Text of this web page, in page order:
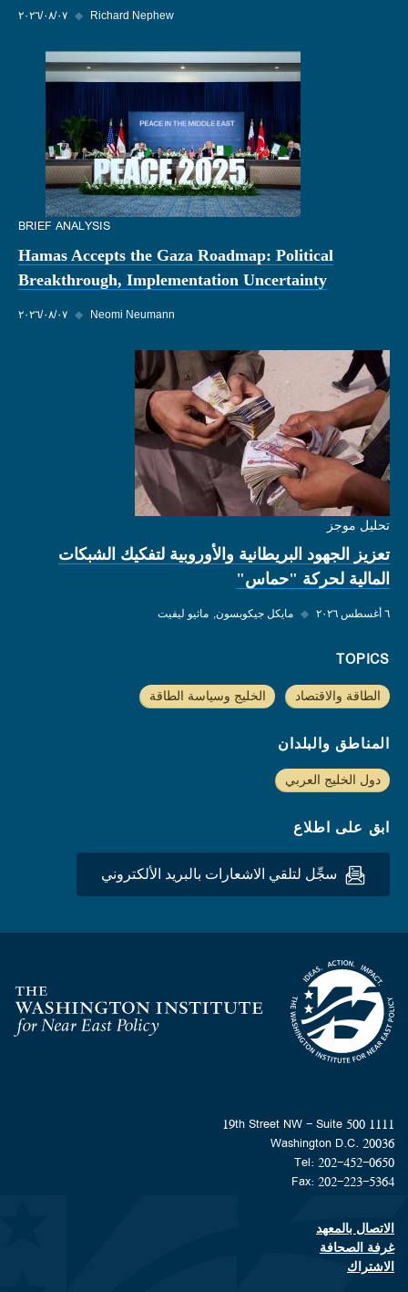
٠٧‏/٠٨‏/٢٠٢٦ ◆ Richard Nephew
BRIEF ANALYSIS
Hamas Accepts the Gaza Roadmap: Political
Breakthrough, Implementation Uncertainty
٠٧‏/٠٨‏/٢٠٢٦ ◆ Neomi Neumann
تحليل موجز
تعزيز الجهود البريطانية والأوروبية لتفكيك الشبكات
المالية لحركة "حماس"
٦ أغسطس ٢٠٢٦ ◆ مايكل جيكوبسون ماثيو ليفيت
TOPICS
الطاقة والاقتصاد الخليج وسياسة الطاقة
المناطق والبلدان
دول الخليج العربي
ابق على اطلاع
سجِّل لتلقي الاشعارات بالبريد الألكتروني
Homepage
1111 19th Street NW - Suite 500
Washington D.C. 20036
Tel: 202-452-0650
Fax: 202-223-5364
Footer contact links
الاتصال بالمعهد
غرفة الصحافة
الاشتراك